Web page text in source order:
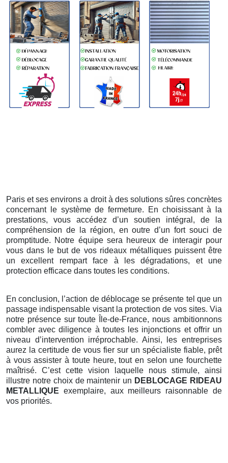
Paris et ses environs a droit à des solutions sûres concrètes
concernant le système de fermeture. En choisissant à la
prestations, vous accédez d’un soutien intégral, de la
compréhension de la région, en outre d’un fort souci de
promptitude. Notre équipe sera heureux de interagir pour
vous dans le but de vos rideaux métalliques puissent être
un excellent rempart face à les dégradations, et une
protection efficace dans toutes les conditions.
En conclusion, l’action de déblocage se présente tel que un
passage indispensable visant la protection de vos sites. Via
notre présence sur toute Île-de-France, nous ambitionnons
combler avec diligence à toutes les injonctions et offrir un
niveau d’intervention irréprochable. Ainsi, les entreprises
aurez la certitude de vous fier sur un spécialiste fiable, prêt
à vous assister à toute heure, tout en selon une fourchette
maîtrisé. C’est cette vision laquelle nous stimule, ainsi
illustre notre choix de maintenir un DEBLOCAGE RIDEAU
METALLIQUE exemplaire, aux meilleurs raisonnable de
vos priorités.